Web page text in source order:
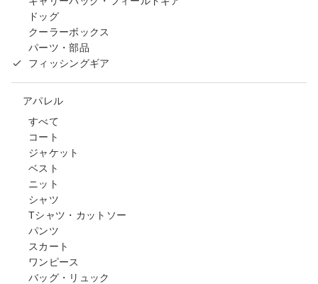
ドッグ
クーラーボックス
パーツ・部品
フィッシングギア
アパレル
すべて
コート
ジャケット
ベスト
ニット
シャツ
Tシャツ・カットソー
パンツ
スカート
ワンピース
バッグ・リュック